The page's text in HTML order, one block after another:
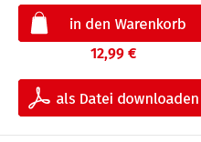
12,99 €